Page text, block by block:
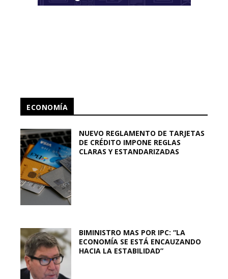
ECONOMÍA
NUEVO REGLAMENTO DE TARJETAS
DE CRÉDITO IMPONE REGLAS
CLARAS Y ESTANDARIZADAS
BIMINISTRO MAS POR IPC: “LA
ECONOMÍA SE ESTÁ ENCAUZANDO
HACIA LA ESTABILIDAD”